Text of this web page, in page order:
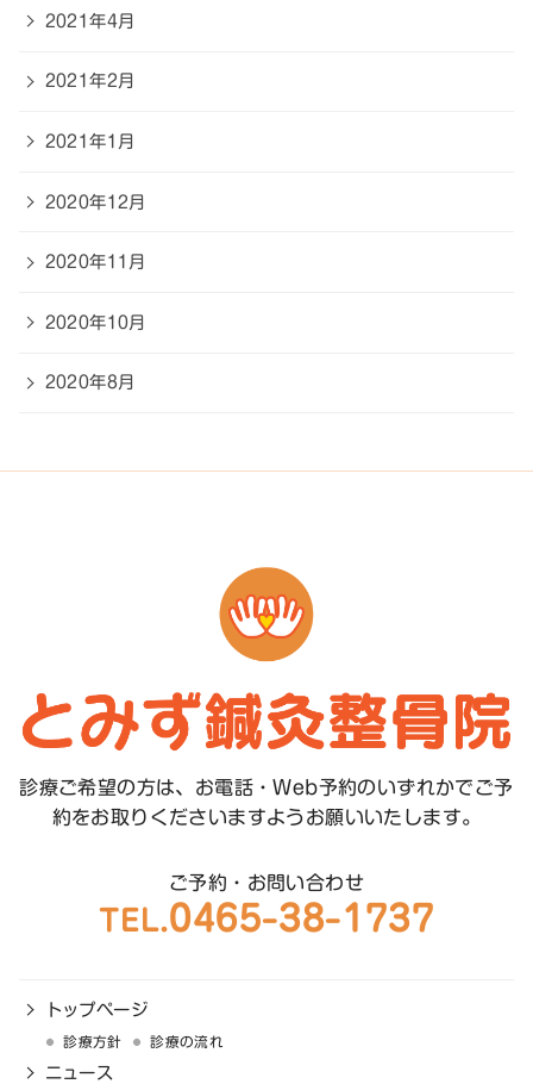
2021年4月
2021年2月
2021年1月
2020年12月
2020年11月
2020年10月
2020年8月
診療ご希望の方は、お電話・Web予約のいずれかでご予
約をお取りくださいますようお願いいたします。
ご予約・お問い合わせ
TEL.0465-38-1737
トップページ
診療方針 診療の流れ
ニュース